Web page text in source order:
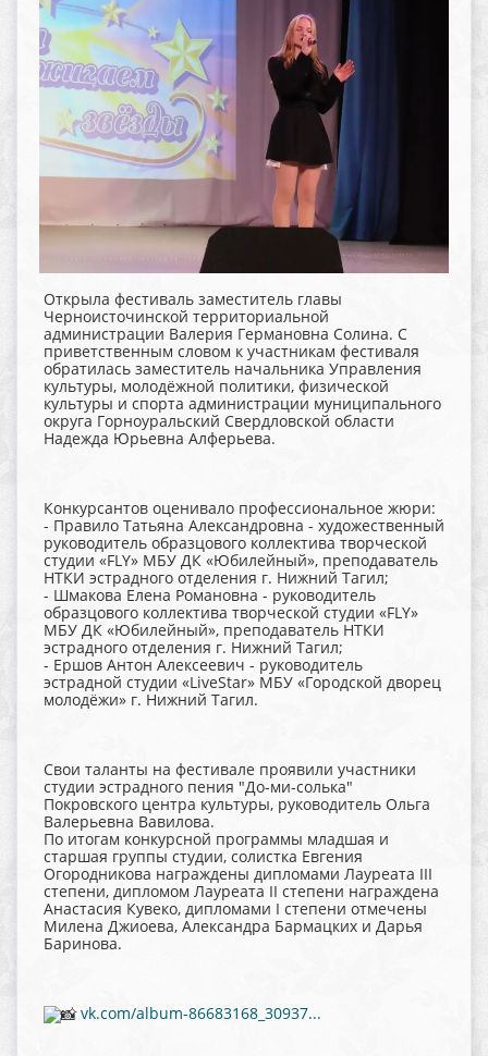
Открыла фестиваль заместитель главы
Черноисточинской территориальной
администрации Валерия Германовна Солина. С
приветственным словом к участникам фестиваля
обратилась заместитель начальника Управления
культуры, молодёжной политики, физической
культуры и спорта администрации муниципального
округа Горноуральский Свердловской области
Надежда Юрьевна Алферьева.
Конкурсантов оценивало профессиональное жюри:
- Правило Татьяна Александровна - художественный
руководитель образцового коллектива творческой
студии «FLY» МБУ ДК «Юбилейный», преподаватель
НТКИ эстрадного отделения г. Нижний Тагил;
- Шмакова Елена Романовна - руководитель
образцового коллектива творческой студии «FLY»
МБУ ДК «Юбилейный», преподаватель НТКИ
эстрадного отделения г. Нижний Тагил;
- Ершов Антон Алексеевич - руководитель
эстрадной студии «LiveStar» МБУ «Городской дворец
молодёжи» г. Нижний Тагил.
Свои таланты на фестивале проявили участники
студии эстрадного пения "До-ми-солька"
Покровского центра культуры, руководитель Ольга
Валерьевна Вавилова.
По итогам конкурсной программы младшая и
старшая группы студии, солистка Евгения
Огородникова награждены дипломами Лауреата III
степени, дипломом Лауреата II степени награждена
Анастасия Кувеко, дипломами I степени отмечены
Милена Джиоева, Александра Бармацких и Дарья
Баринова.
vk.com/album-86683168_30937...